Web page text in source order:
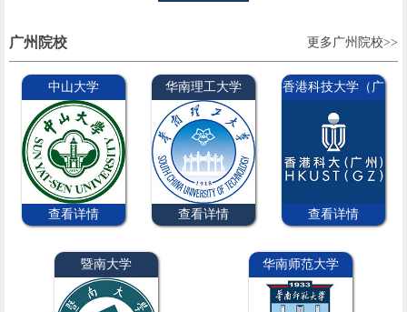
广州院校 更多广州院校>>
中山大学
查看详情
华南理工大学
查看详情
香港科技大学（广
州）
查看详情
暨南大学 华南师范大学